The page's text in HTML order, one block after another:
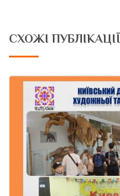
СХОЖІ ПУБЛІКАЦІЇ